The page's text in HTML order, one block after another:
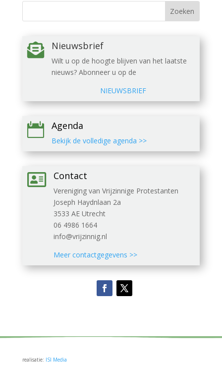
 Nieuwsbrief
Wilt u op de hoogte blijven van het laatste
nieuws? Abonneer u op de
NIEUWSBRIEF
 Agenda
Bekijk de volledige agenda >>
 Contact
Vereniging van Vrijzinnige Protestanten
Joseph Haydnlaan 2a
3533 AE Utrecht
06 4986 1664
info@vrijzinnig.nl
Meer contactgegevens >>
realisatie: ISI Media